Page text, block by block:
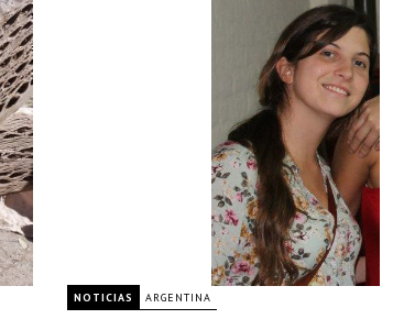
NOTICIAS ARGENTINA